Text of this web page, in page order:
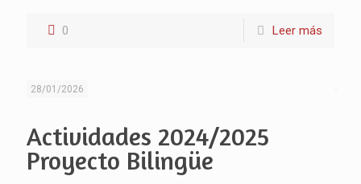
0 Leer más
28/01/2026
Actividades 2024/2025
Proyecto Bilingüe